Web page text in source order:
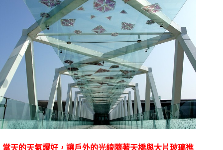
當天的天氣爆好，讓戶外的光線隨著天橋與大片玻璃進